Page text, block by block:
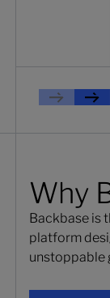
Previous
Why
Backbase is
platform
unstoppable